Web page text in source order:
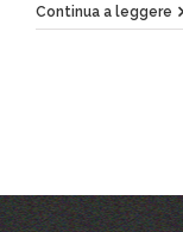
Continua a leggere